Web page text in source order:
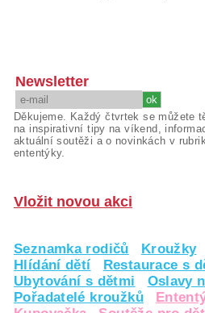
Newsletter
Děkujeme. Každý čtvrtek se můžete
na inspirativní tipy na víkend,
aktuální soutěži a o novinkách v
ententýky.
Vložit novou akci
Seznamka rodičů Kroužky
Hlídání dětí
Restaurace s
Ubytování s dětmi
Oslavy
Pořadatelé kroužků